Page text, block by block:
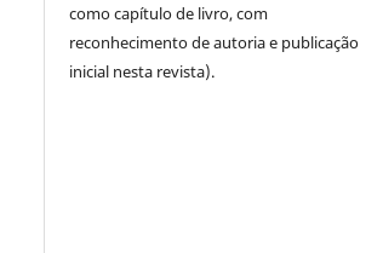
como capítulo de livro, com
reconhecimento de autoria e publicação
inicial nesta revista).